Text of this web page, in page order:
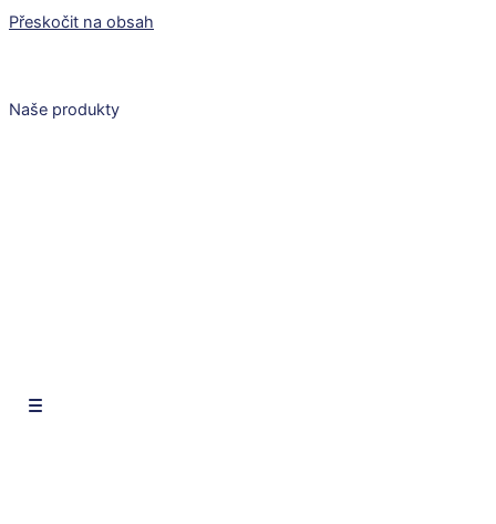
Přeskočit na obsah
Naše produkty